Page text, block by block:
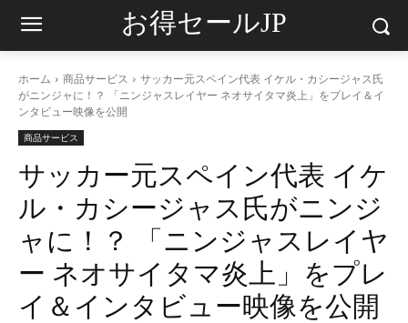
お得セールJP
ホーム 商品サービス
サッカー元スペイン代表 イケル・カシージャス氏
がニンジャに！？ 「ニンジャスレイヤー ネオサイタマ炎上」をプレイ＆イ
ンタビュー映像を公開
商品サービス
サッカー元スペイン代表 イケ
ル・カシージャス氏がニンジ
ャに！？ 「ニンジャスレイヤ
ー ネオサイタマ炎上」をプレ
イ＆インタビュー映像を公開